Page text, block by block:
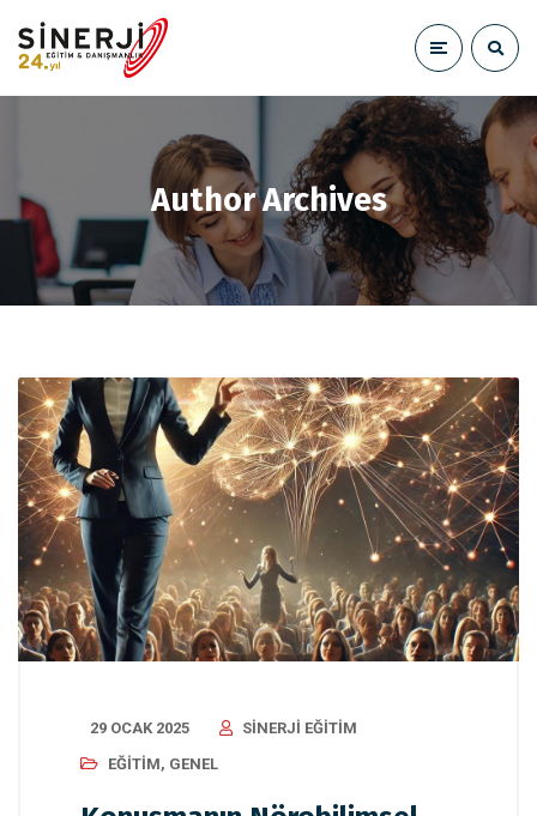
Author Archives
29 OCAK 2025
SINERJI EĞITIM
EĞITIM, GENEL